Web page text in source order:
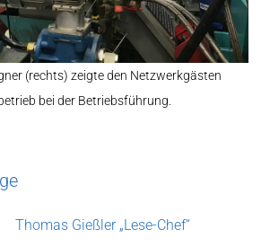
(rechts) zeigte den Netzwerkgästen
bei der Betriebsführung.
Thomas Gießler „Lese-Chef“